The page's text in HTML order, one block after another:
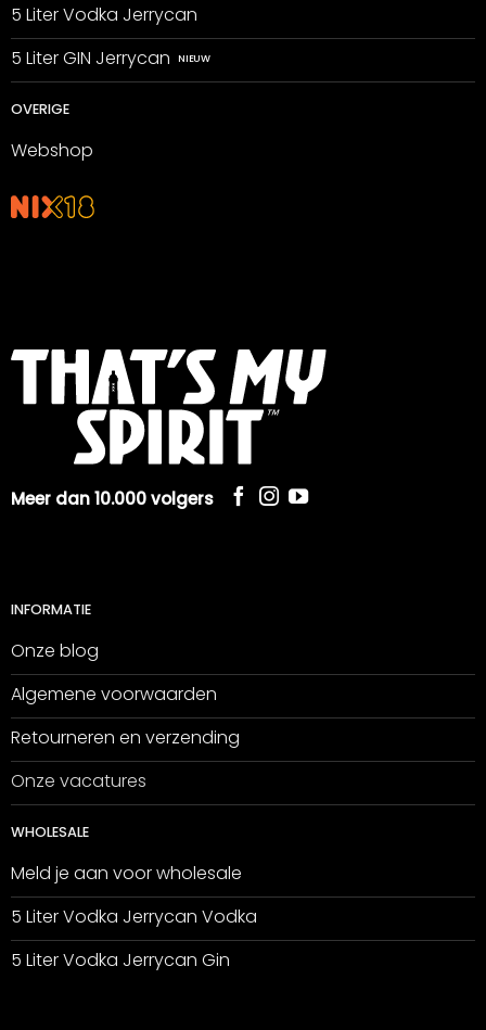
5 Liter Vodka Jerrycan
5 Liter GIN Jerrycan
OVERIGE
Webshop
Meer dan 10.000 volgers
INFORMATIE
Onze blog
Algemene voorwaarden
Retourneren en verzending
Onze vacatures
WHOLESALE
Meld je aan voor wholesale
5 Liter Vodka Jerrycan Vodka
5 Liter Vodka Jerrycan Gin